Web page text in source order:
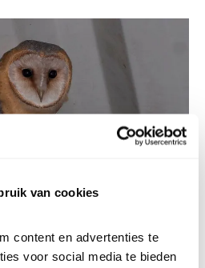
van cookies
content en advertenties te
voor social media te bieden